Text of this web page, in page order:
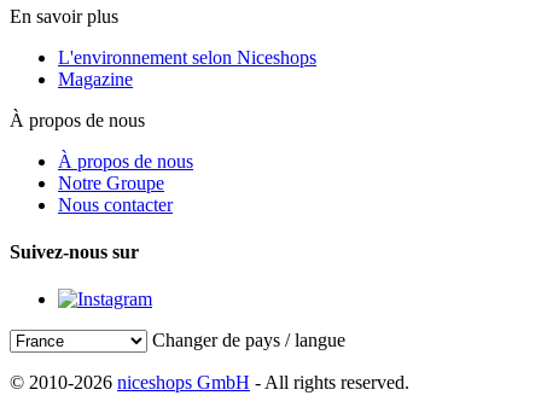
En savoir plus
L'environnement selon Niceshops
Magazine
À propos de nous
À propos de nous
Notre Groupe
Nous contacter
Suivez-nous sur
Changer de pays / langue
© 2010-2026 niceshops GmbH - All rights reserved.